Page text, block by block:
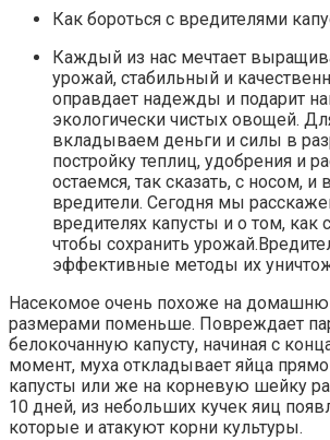
Как бороться с вредителями
Каждый из нас мечтает
урожай, стабильный и
оправдает надежды и подарит
экологически чистых овощей.
вкладываем деньги и силы в
постройку теплиц, удобрения и
остаемся, так сказать, с носом, и
вредители. Сегодня мы
вредителях капусты и о том, как
чтобы сохранить
эффективные методы их
Насекомое очень похоже на
размерами поменьше. Повреждает
белокочанную капусту, начиная с
момент, муха откладывает яйца
капусты или же на корневую шейку
10 дней, из небольших кучек яиц
которые и атакуют корни культуры.